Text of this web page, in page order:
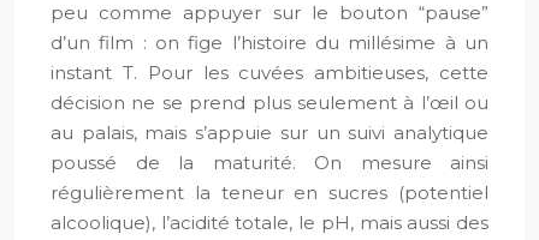
peu comme appuyer sur le bouton “pause”
d’un film : on fige l’histoire du millésime à un
instant T. Pour les cuvées ambitieuses, cette
décision ne se prend plus seulement à l’œil ou
au palais, mais s’appuie sur un suivi analytique
poussé de la maturité. On mesure ainsi
régulièrement la teneur en sucres (potentiel
alcoolique), l’acidité totale, le pH, mais aussi des